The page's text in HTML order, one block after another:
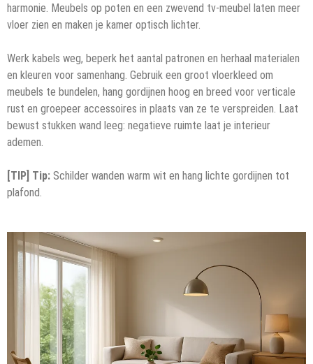
harmonie. Meubels op poten en een zwevend tv-meubel laten meer
vloer zien en maken je kamer optisch lichter.
Werk kabels weg, beperk het aantal patronen en herhaal materialen
en kleuren voor samenhang. Gebruik een groot vloerkleed om
meubels te bundelen, hang gordijnen hoog en breed voor verticale
rust en groepeer accessoires in plaats van ze te verspreiden. Laat
bewust stukken wand leeg: negatieve ruimte laat je interieur
ademen.
[TIP] Tip: Schilder wanden warm wit en hang lichte gordijnen tot
plafond.